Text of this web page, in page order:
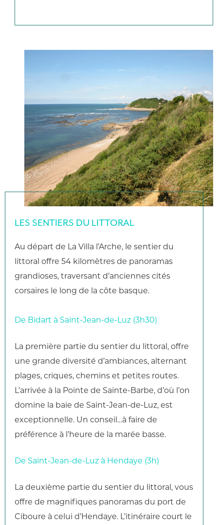
LES SENTIERS DU LITTORAL
Au départ de La Villa l’Arche, le sentier du
littoral offre 54 kilomètres de panoramas
grandioses, traversant d’anciennes cités
corsaires le long de la côte basque.
De Bidart à Saint-Jean-de-Luz (3h30)
La première partie du sentier du littoral, offre
une grande diversité d’ambiances, alternant
plages, criques, chemins et petites routes.
L’arrivée à la Pointe de Sainte-Barbe, d’où l’on
domine la baie de Saint-Jean-de-Luz, est
exceptionnelle. Un conseil…à faire de
préférence à l’heure de la marée basse.
De Saint-Jean-de-Luz à Hendaye (3h)
La deuxième partie du sentier du littoral, vous
offre de magnifiques panoramas du port de
Ciboure à celui d’Hendaye. L’itinéraire court le